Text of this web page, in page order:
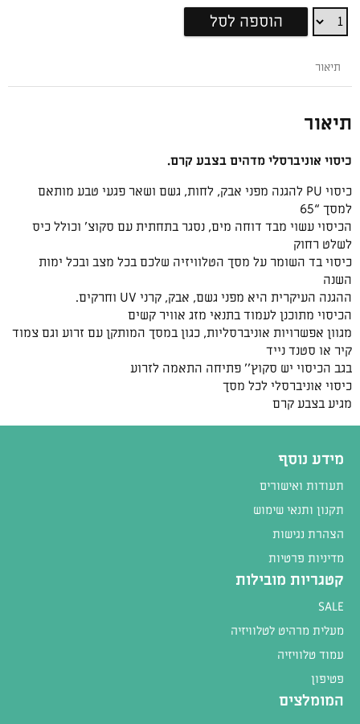
כיסוי
בד
בצבע
קרם
-
“65
הוספה לסל
תיאור
תיאור
כיסוי אוניברסלי מדהים בצבע קרם.
כיסוי PU להגנה מפני אבק, לחות, גשם ושאר פגעי טבע מותאם
למסך “65
הכיסוי עשוי מבד דוחה מים, נסגר בתחתית עם סקוצ’ וכולל כיס
לשלט רחוק
כיסוי בד השומר על מסך הטלוויזיה שלכם בכל מצב ובכל ימות
השנה
ההגנה העיקרית היא מפני גשם, אבק, קרני UV וחרקים.
הכיסוי מתוכנן לעמוד בתנאי מזג אוויר קשים
מגוון אפשרויות אוניברסליות, כגון במסך המותקן עם זרוע וגם צמוד
קיר או סטנד נייד
בגב הכיסוי יש סקוץ'’ פתיחה התאמה לזרוע
כיסוי אוניברסלי לכל מסך
מגיע בצבע קרם
מידע נוסף
תעודות ואישורים
תקנון ותנאי שימוש
הצהרת נגישות
מדיניות פרטיות
קטגריות מובילות
SALE
מעלית מרהיט לטלוויזיה
עמוד טלוויזיה
פטיפון
המומלצים